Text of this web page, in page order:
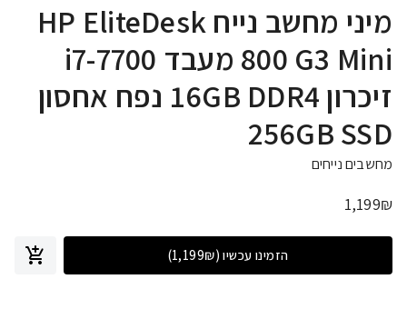
מיני מחשב נייח HP EliteDesk
800 G3 Mini מעבד i7-7700
זיכרון 16GB DDR4 נפח אחסון
256GB SSD
מחשבים נייחים
1,199₪
הזמינו עכשיו (1,199₪)